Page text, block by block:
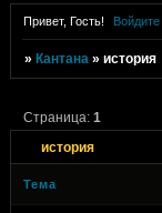
Привет, Гость! Войдите
» Кантана »история
история
Страница:1
Тема